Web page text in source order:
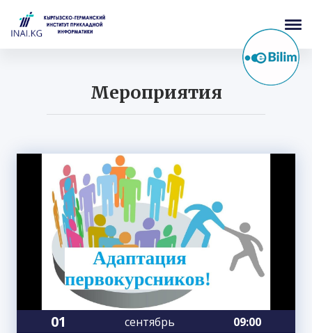
Мероприятия
01 сентябрь 09:00